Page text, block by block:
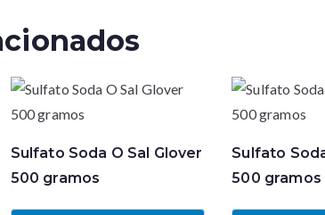
Sulfato Soda O Sal Glover
500 gramos
Sulfato
500 gramos